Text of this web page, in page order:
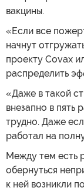
вакцины.
«Если все
начнут
проекту Covax
распределить
«Даже в такой
внезапно в пять
трудно. Даже
работал на
Между тем есть
обернуться
к ней возникли